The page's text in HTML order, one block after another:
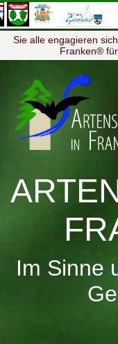
Sie alle engagieren
Franken®
Im Sinne